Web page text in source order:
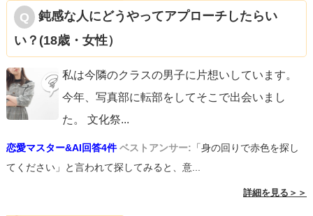
鈍感な人にどうやってアプローチしたらい
い？(18歳・女性）
私は今隣のクラスの男子に片想いしています。
今年、写真部に転部をしてそこで出会いまし
た。 文化祭...
恋愛マスター&AI回答4件 ベストアンサー: 「身の回りで赤色を探し
てください」と言われて探してみると、意...
詳細を見る＞＞